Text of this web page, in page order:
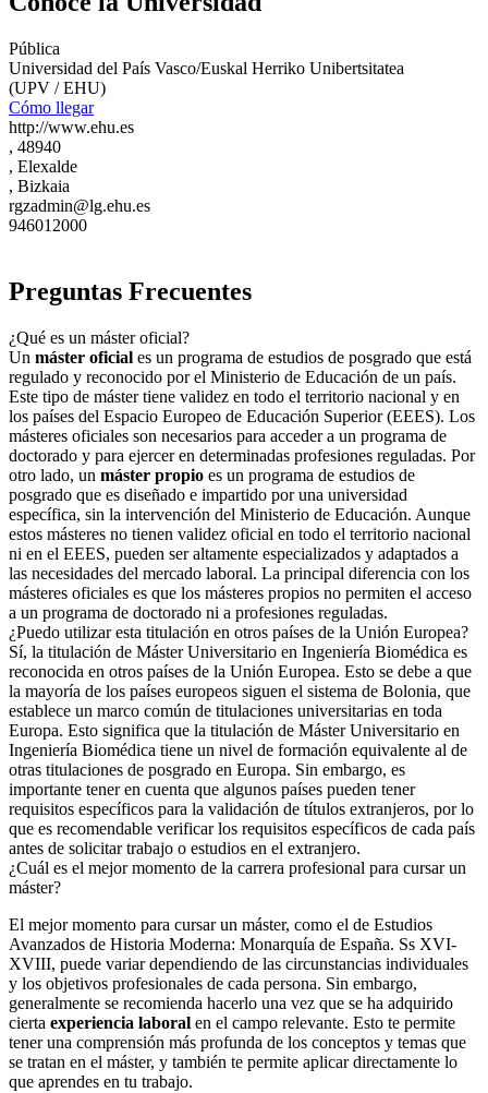
Pública
Universidad del País Vasco/Euskal Herriko Unibertsitatea
(UPV / EHU)
Cómo llegar
http://www.ehu.es
, 48940
, Elexalde
, Bizkaia
rgzadmin@lg.ehu.es
946012000
Preguntas Frecuentes
¿Qué es un máster oficial?
Un máster oficial es un programa de estudios de posgrado que está
regulado y reconocido por el Ministerio de Educación de un país.
Este tipo de máster tiene validez en todo el territorio nacional y en
los países del Espacio Europeo de Educación Superior (EEES). Los
másteres oficiales son necesarios para acceder a un programa de
doctorado y para ejercer en determinadas profesiones reguladas. Por
otro lado, un máster propio es un programa de estudios de
posgrado que es diseñado e impartido por una universidad
específica, sin la intervención del Ministerio de Educación. Aunque
estos másteres no tienen validez oficial en todo el territorio nacional
ni en el EEES, pueden ser altamente especializados y adaptados a
las necesidades del mercado laboral. La principal diferencia con los
másteres oficiales es que los másteres propios no permiten el acceso
a un programa de doctorado ni a profesiones reguladas.
¿Puedo utilizar esta titulación en otros países de la Unión Europea?
Sí, la titulación de Máster Universitario en Ingeniería Biomédica es
reconocida en otros países de la Unión Europea. Esto se debe a que
la mayoría de los países europeos siguen el sistema de Bolonia, que
establece un marco común de titulaciones universitarias en toda
Europa. Esto significa que la titulación de Máster Universitario en
Ingeniería Biomédica tiene un nivel de formación equivalente al de
otras titulaciones de posgrado en Europa. Sin embargo, es
importante tener en cuenta que algunos países pueden tener
requisitos específicos para la validación de títulos extranjeros, por lo
que es recomendable verificar los requisitos específicos de cada país
antes de solicitar trabajo o estudios en el extranjero.
¿Cuál es el mejor momento de la carrera profesional para cursar un
máster?
El mejor momento para cursar un máster, como el de Estudios
Avanzados de Historia Moderna: Monarquía de España. Ss XVI-
XVIII, puede variar dependiendo de las circunstancias individuales
y los objetivos profesionales de cada persona. Sin embargo,
generalmente se recomienda hacerlo una vez que se ha adquirido
cierta experiencia laboral en el campo relevante. Esto te permite
tener una comprensión más profunda de los conceptos y temas que
se tratan en el máster, y también te permite aplicar directamente lo
que aprendes en tu trabajo.